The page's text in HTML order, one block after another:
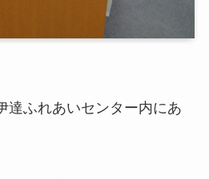
達ふれあいセンター内にあ